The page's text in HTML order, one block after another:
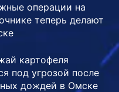
операции на
теперь делают
картофеля
под угрозой после
дождей в Омске